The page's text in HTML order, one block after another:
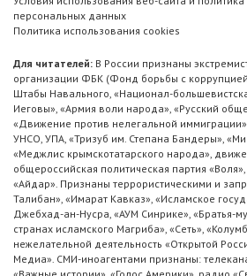
персональных данных
Политика использования cookies
Для читателей: В России признаны
организации ФБК (Фонд борьбы с
Штабы Навального, «Национал-
Иеговы», «Армия воли народа», «Русский
«Движение против нелегальной
УНСО, УПА, «Тризуб им. Степана Бандеры»,
«Меджлис крымскотатарского народа»,
общероссийская политическая партия
«Айдар». Признаны террористическими и
Талибан», «Имарат Кавказ», «Исламское
Джебхад-ан-Нусра, «АУМ Синрике», «Братья-
странах исламского Магриба», «Сеть»,
нежелательной деятельность «Открытой
Медиа». СМИ-иноагентами признаны:
«Важные истории», «Голос Америки», радио